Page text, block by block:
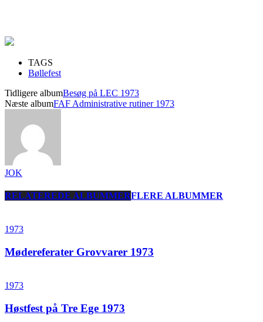
TAGS
Bøllefest
Tidligere albumBesøg på LEC 1973
Næste albumFAF Administrative rutiner 1973
JOK
RELATEREDE ALBUMMERFLERE ALBUMMER
1973
Mødereferater Grovvarer 1973
1973
Høstfest på Tre Ege 1973